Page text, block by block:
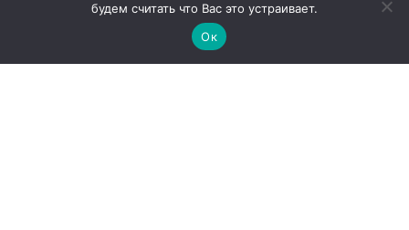
будем считать что Вас это устраивает.
Ок